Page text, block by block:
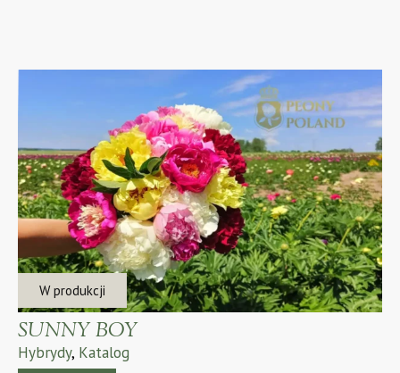
W produkcji
SUNNY BOY
Hybrydy, Katalog